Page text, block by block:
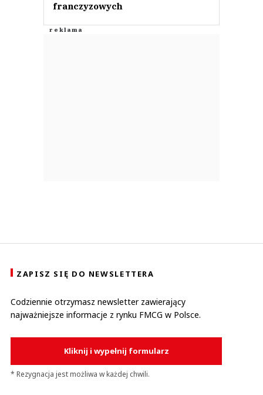
franczyzowych
ZAPISZ SIĘ DO NEWSLETTERA
Codziennie otrzymasz newsletter zawierający
najważniejsze informacje z rynku FMCG w Polsce.
Kliknij i wypełnij formularz
* Rezygnacja jest możliwa w każdej chwili.